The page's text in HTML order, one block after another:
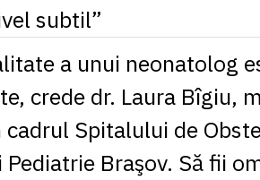
1 SEK= 0.4526
1 TRY = 0.1141
1 UAH = 0.1048
1 XDR= 5.9383
1 ZAR = 0.2318
a unui neonatolog
crede dr. Laura Bîgiu,
cadrul Spitalului de
Pediatrie Braşov. Să fii